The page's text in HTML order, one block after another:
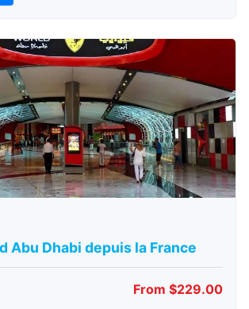
Abu Dhabi depuis la France
From $229.00